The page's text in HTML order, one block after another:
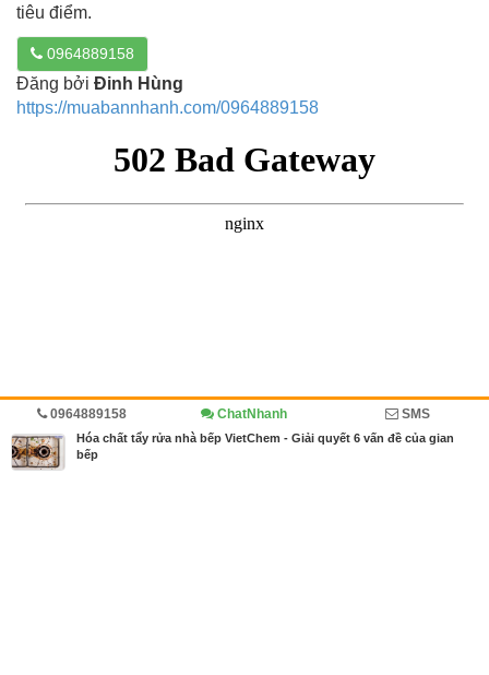
tiêu điểm.
0964889158
Đăng bởi Đinh Hùng
https://muabannhanh.com/0964889158
Trang chủ Diễn đàn Đánh giá
0964889158 ChatNhanh SMS
Hóa chất tẩy rửa nhà bếp VietChem - Giải quyết 6 vấn đề của gian
bếp